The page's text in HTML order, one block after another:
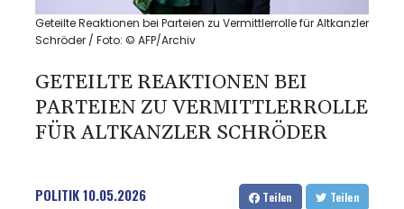
Geteilte Reaktionen bei Parteien zu Vermittlerrolle für Altkanzler
Schröder / Foto: © AFP/Archiv
GETEILTE REAKTIONEN BEI
PARTEIEN ZU VERMITTLERROLLE
FÜR ALTKANZLER SCHRÖDER
POLITIK10.05.2026 Teilen Teilen